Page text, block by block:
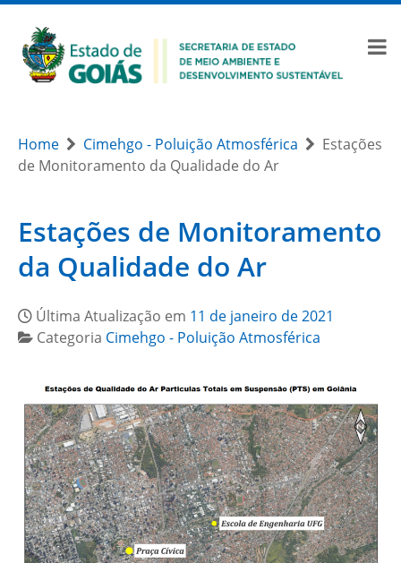
Home Cimehgo - Poluição Atmosférica
Estações
de Monitoramento da Qualidade do Ar
Estações de Monitoramento
da Qualidade do Ar
Última Atualização em 11 de janeiro de 2021
Categoria Cimehgo - Poluição Atmosférica